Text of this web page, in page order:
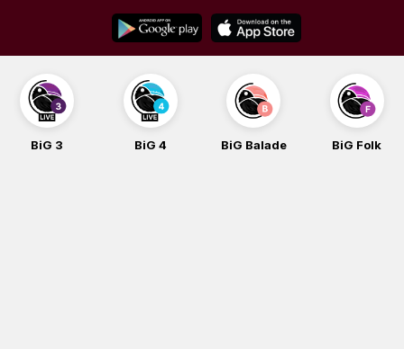
content
BiG 4 BiG Balade BiG Folk BiG iG